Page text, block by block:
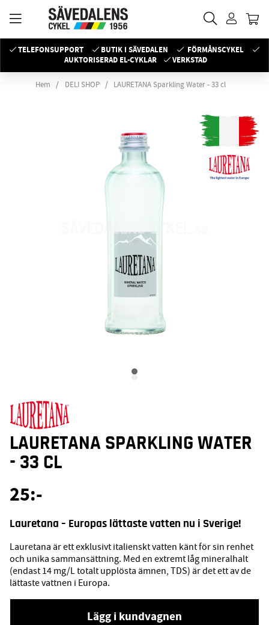
TELEFONSUPPORT BUTIK I SÄVEDALEN
FÖRMÅNSCYKEL
AUKTORISERAD EL-CYKLAR
VERKSTAD
Hem DELI SHOP LAURETANA Sparkling Water - 33 cl
LAURETANA SPARKLING WATER
- 33 CL
25:-
Lauretana – Europas lättaste vatten nu i Sverige!
Lauretana är ett exklusivt italienskt vatten känt för sin renhet
och unika sammansättning. Med en extremt låg mineralhalt
(endast 14 mg/L totalt upplösta ämnen, TDS) är det ett av de
lättaste vattnen i Europa.
Lägg i kundvagnen